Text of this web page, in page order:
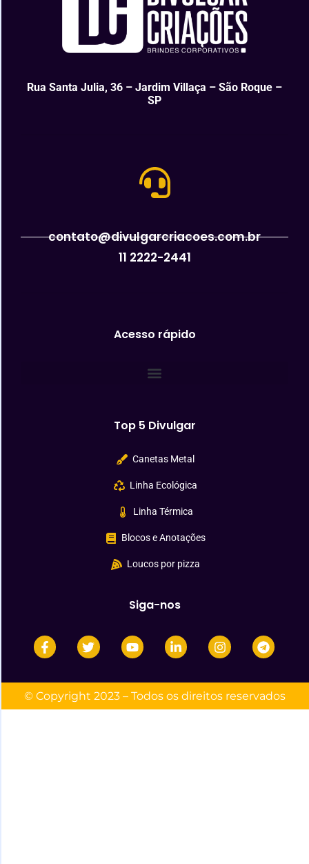
Rua Santa Julia, 36 – Jardim Villaça – São Roque –
SP
contato@divulgarcriacoes.com.br
11 2222-2441
Acesso rápido
Top 5 Divulgar
Canetas Metal
Linha Ecológica
Linha Térmica
Blocos e Anotações
Loucos por pizza
Siga-nos
© Copyright 2023 – Todos os direitos reservados